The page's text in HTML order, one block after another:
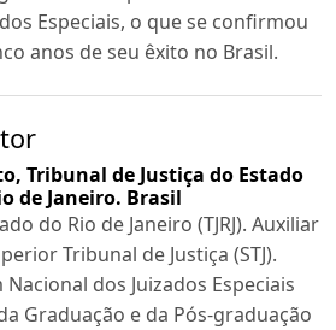
Especiais, o que se confirmou
anos de seu êxito no Brasil.
Tribunal de Justiça do Estado
de Janeiro. Brasil
do Rio de Janeiro (TJRJ). Auxiliar
Tribunal de Justiça (STJ).
dos Juizados Especiais
Graduação e da Pós-graduação